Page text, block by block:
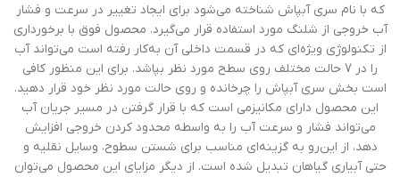
که با نام سری آبپاش شناخته می‌شود برای ایجاد تغییر در سرعت و فشار
آب خروجی از شلنگ مورد استفاده قرار می‌گیرد. محصول فوق با برخورداری
از تکنولوژی ویژه‌ای که در قسمت داخلی آن به‌کار رفته است می‌تواند آب
را در 7 حالت مختلف روی سطح مورد نظر بپاشد. برای این منظور کافی
است بخش سری آبپاش را چرخانده و روی حالت مورد نظر خود قرار دهید.
این محصول دارای مکانیزمی است که با قرار گرفتن در مسیر جریان آب
می‌تواند فشار و سرعت آب را به واسطه محدود کردن خروجی افزایش
دهد، از این‌رو به گزینه‌ای مناسب برای شستن سطوح، وسایل نقلیه و
حتی آبیاری گیاهان تبدیل شده است. از دیگر مزایای این محصول می‌توان